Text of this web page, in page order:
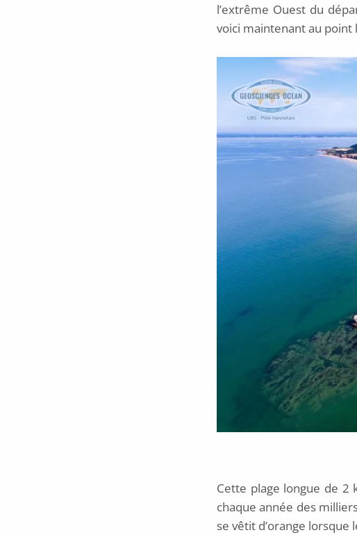
l’extrême Ouest du
voici maintenant au point
Cette plage longue de
chaque année des
se vêtit d’orange lorsque